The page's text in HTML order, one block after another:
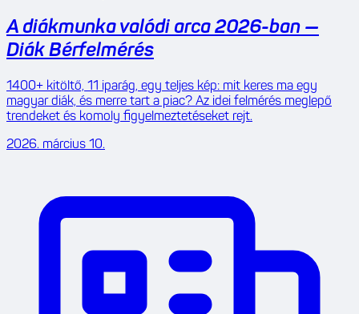
A diákmunka valódi arca 2026-ban —
Diák Bérfelmérés
1400+ kitöltő, 11 iparág, egy teljes kép: mit keres ma egy
magyar diák, és merre tart a piac? Az idei felmérés meglepő
trendeket és komoly figyelmeztetéseket rejt.
2026. március 10.